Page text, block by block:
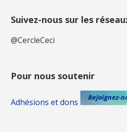
Suivez-nous sur les
@CercleCeci
Pour nous soutenir
Adhésions et dons